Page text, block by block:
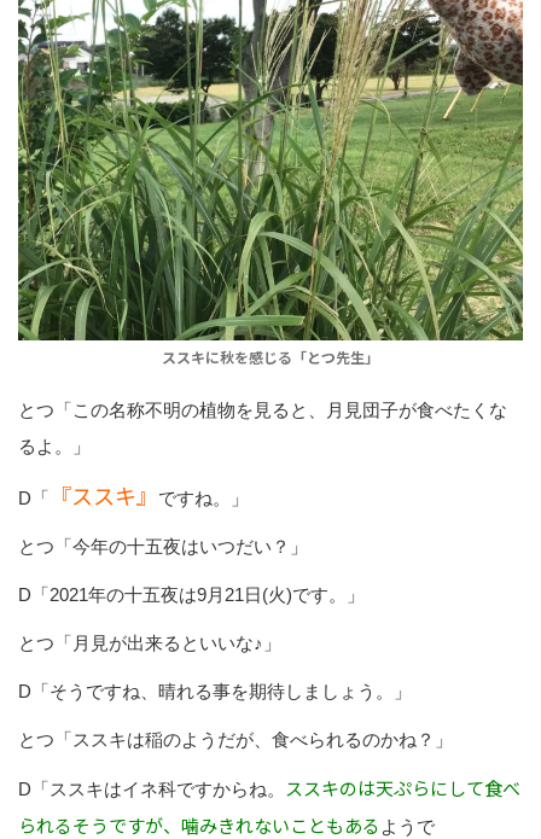
ススキに秋を感じる「とつ先生」
とつ「この名称不明の植物を見ると、月見団子が食べたくな
るよ。」
D「 『ススキ』 ですね。」
とつ「今年の十五夜はいつだい？」
D「2021年の十五夜は9月21日(火)です。」
とつ「月見が出来るといいな♪」
D「そうですね、晴れる事を期待しましょう。」
とつ「ススキは稲のようだが、食べられるのかね？」
D「ススキはイネ科ですからね。
ススキのは天ぷらにして食べ
られるそうですが、噛みきれないこともある ようで